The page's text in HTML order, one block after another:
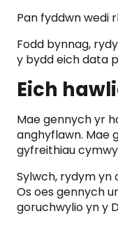
Pan fyddwn wedi
Fodd bynnag,
y bydd eich data
Eich
Mae gennych yr
anghyflawn. Mae
gyfreithiau
Sylwch, rydym yn
Os oes gennych
goruchwylio yn y